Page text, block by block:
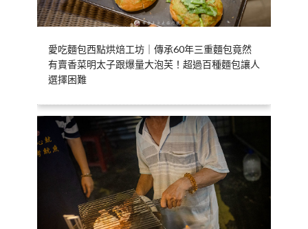
愛吃麵包西點烘焙工坊｜傳承60年三重麵包竟然
有賣香菜明太子跟爆量大泡芙！超過百種麵包讓人
選擇困難